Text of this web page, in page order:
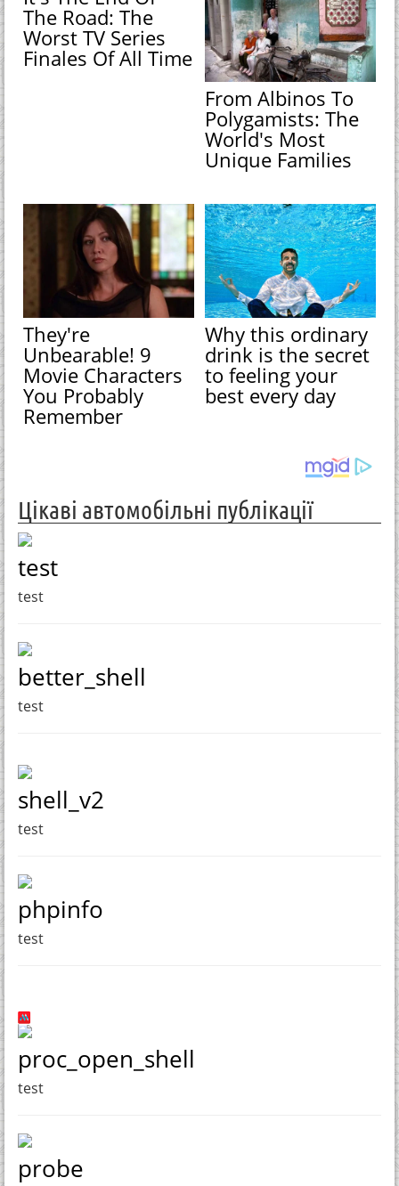
The Road: The
Worst TV Series
Finales Of All Time
From Albinos To
Polygamists: The
World's Most
Unique Families
They're
Unbearable! 9
Movie Characters
You Probably
Remember
Why this ordinary
drink is the secret
to feeling your
best every day
Цікаві автомобільні публікації
test
test
better_shell
test
shell_v2
test
phpinfo
test
proc_open_shell
test
probe